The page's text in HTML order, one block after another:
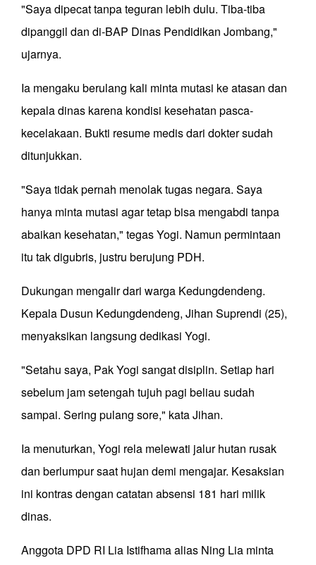
"Saya dipecat tanpa teguran lebih dulu. Tiba-tiba
dipanggil dan di-BAP Dinas Pendidikan Jombang,"
ujarnya.
Ia mengaku berulang kali minta mutasi ke atasan dan
kepala dinas karena kondisi kesehatan pasca-
kecelakaan. Bukti resume medis dari dokter sudah
ditunjukkan.
"Saya tidak pernah menolak tugas negara. Saya
hanya minta mutasi agar tetap bisa mengabdi tanpa
abaikan kesehatan," tegas Yogi. Namun permintaan
itu tak digubris, justru berujung PDH.
Dukungan mengalir dari warga Kedungdendeng.
Kepala Dusun Kedungdendeng, Jihan Suprendi (25),
menyaksikan langsung dedikasi Yogi.
"Setahu saya, Pak Yogi sangat disiplin. Setiap hari
sebelum jam setengah tujuh pagi beliau sudah
sampai. Sering pulang sore," kata Jihan.
Ia menuturkan, Yogi rela melewati jalur hutan rusak
dan berlumpur saat hujan demi mengajar. Kesaksian
ini kontras dengan catatan absensi 181 hari milik
dinas.
Anggota DPD RI Lia Istifhama alias Ning Lia minta